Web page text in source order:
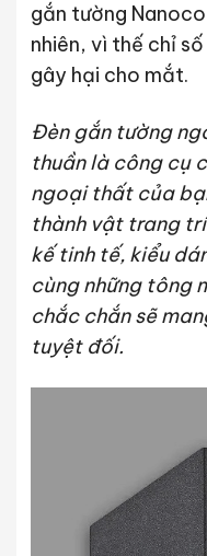
gắn tường
nhiên, vì thế chỉ
gây hại cho mắt.
Đèn gắn tường
thuần là công cụ
ngoại thất của
thành vật trang
kế tinh tế, kiểu
cùng những tông
chắc chắn sẽ
tuyệt đối.